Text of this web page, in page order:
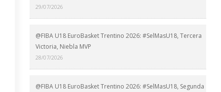
29/07/2026
@FIBA U18 EuroBasket Trentino 2026: #SelMasU18, Tercera
Victoria, Niebla MVP
28/07/2026
@FIBA U18 EuroBasket Trentino 2026: #SelMasU18, Segunda